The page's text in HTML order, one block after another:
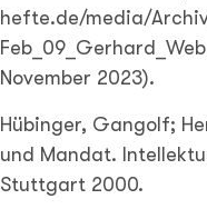
hefte.de/media/
November 2023).
Hübinger, Gangolf;
und Mandat.
Stuttgart 2000.